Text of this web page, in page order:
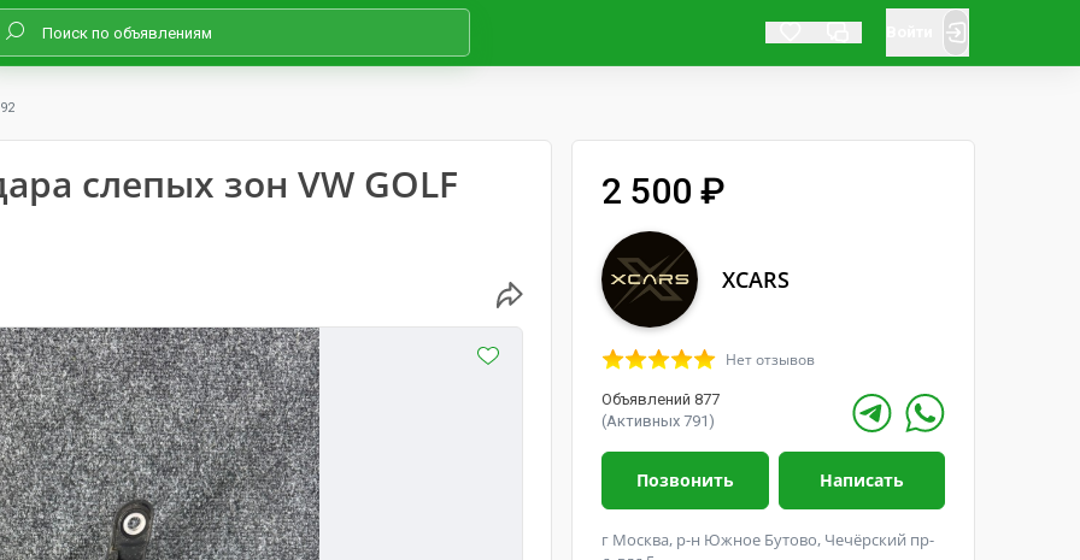
слепых зон VW GOLF 2 500 ₽
XCARS
Нет отзывов
Объявлений 877
(Активных 791)
Позвонить Написать
г Москва, р-н Южное Бутово, Чечёрский пр-